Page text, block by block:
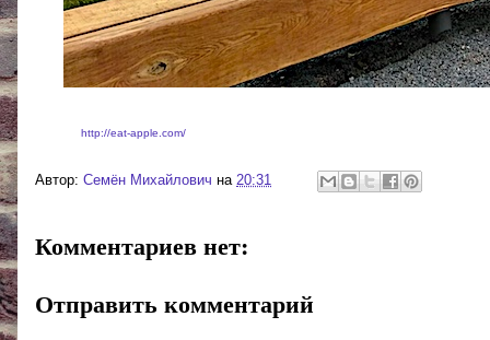
http://eat-apple.com/
Автор: Cемён Михайлович на 20:31
Комментариев нет:
Отправить комментарий